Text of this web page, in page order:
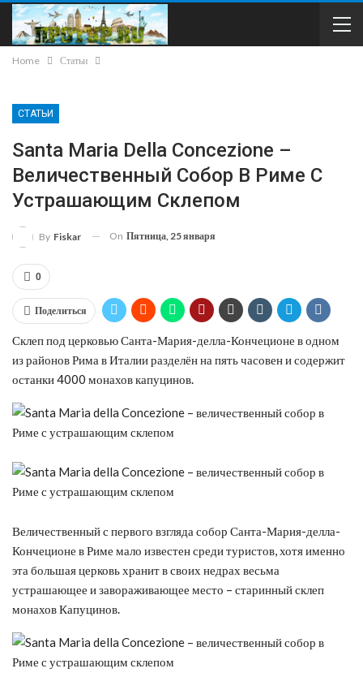
Home Статьи
СТАТЬИ
Santa Maria Della Concezione –
Величественный Собор В Риме С
Устрашающим Склепом
By Fiskar On Пятница, 25 января
0
Поделиться
Склеп под церковью Санта-Мария-делла-Кончеционе в одном
из районов Рима в Италии разделён на пять часовен и содержит
останки 4000 монахов капуцинов.
Величественный с первого взгляда собор Санта-Мария-делла-
Кончеционе в Риме мало известен среди туристов, хотя именно
эта большая церковь хранит в своих недрах весьма
устрашающее и завораживающее место – старинный склеп
монахов Капуцинов.